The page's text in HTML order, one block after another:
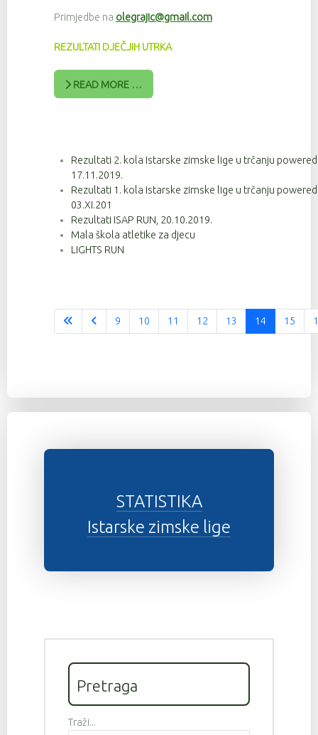
Primjedbe na olegrajic@gmail.com
REZULTATI DJEČJIH UTRKA
READ MORE …
Rezultati 2. kola Istarske zimske lige u trčanju
17.11.2019.
Rezultati 1. kola Istarske zimske lige u trčanju
03.XI.201
Rezultati ISAP RUN, 20.10.2019.
Mala škola atletike za djecu
LIGHTS RUN
9 10 11 12 13 14 15
STATISTIKA
Istarske zimske lige
Pretraga
Traži...